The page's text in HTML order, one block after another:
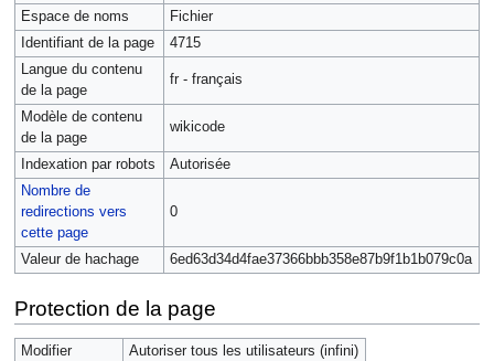
Espace de noms
Fichier
Identifiant de la page
4715
Langue du contenu
de la page
fr - français
Modèle de contenu
de la page
wikicode
Indexation par robots
Autorisée
Nombre de
redirections vers
cette page
0
Valeur de hachage 6ed63d34d4fae37366bbb358e87b9f1b1b079c0a
Protection de la page
Modifier
Autoriser tous les utilisateurs (infini)